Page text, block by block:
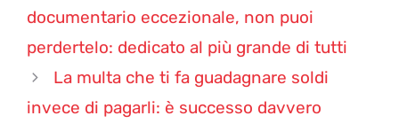
documentario eccezionale, non puoi
perdertelo: dedicato al più grande di tutti
La multa che ti fa guadagnare soldi
invece di pagarli: è successo davvero